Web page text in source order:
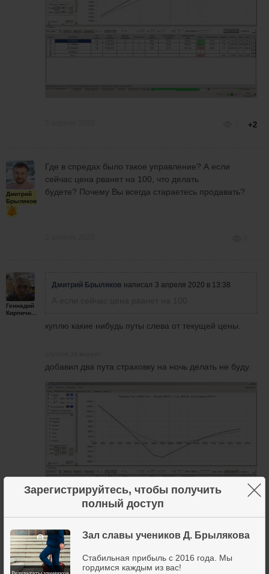
Зарегистрируйтесь, чтобы получить
полный доступ
Зал славы учеников Д. Брылякова
Стабильная прибыль с 2016 года. Мы
гордимся каждым из вас!
×
+2
Дмитрий
Брыляков
Где в спредах было такое управление? А если
сейчас цена рванет на 100, что делать
будете? Почему Вы всегда стараетесь продавать?
Геннадий
Кирпичников
Дмитрий Брыляков написал 3 апреля 2020 в 13:38
куплю какие нибудь путы слева от текущей цены.
добавил два пута страховку на ночь делать не буду.
3 апреля 2020